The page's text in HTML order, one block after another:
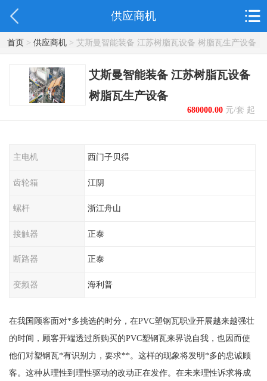
供应商机
首页> 供应商机> 艾斯曼智能装备 江苏树脂瓦设备 树脂瓦生产设备
艾斯曼智能装备 江苏树脂瓦设备
树脂瓦生产设备
680000.00元/套 起
主电机 西门子贝得
齿轮箱 江阴
螺杆 浙江舟山
接触器 正泰
断路器 正泰
变频器 海利普
在我国顾客面对*多挑选的时分，在PVC塑钢瓦职业开展越来越强壮
的时间，顾客开端透过所购买的PVC塑钢瓦来界说自我，也因而使
他们对塑钢瓦*有识别力，要求**。这样的现象将发明*多的忠诚顾
客。这种从理性到理性驱动的改动正在发作。在未来理性诉求将成